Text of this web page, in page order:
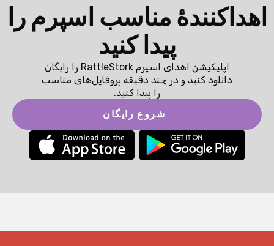
اهداکنندهٔ مناسب اسپرم را
پیدا کنید
اپلیکیشن اهدای اسپرم RattleStork را رایگان
دانلود کنید و در چند دقیقه پروفایل‌های مناسب
را پیدا کنید.
شروع رایگان